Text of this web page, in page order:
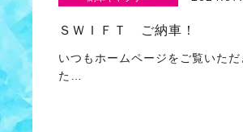
ＳＷＩＦＴ ご納車！
いつもホームページをご覧いた
た…